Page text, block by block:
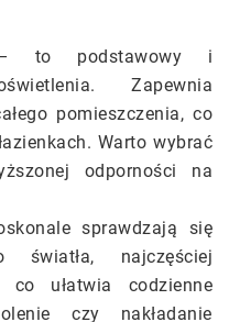
to podstawowy i
Zapewnia
pomieszczenia, co
Warto wybrać
odporności na
sprawdzają się
światła, najczęściej
co ułatwia codzienne
czy nakładanie